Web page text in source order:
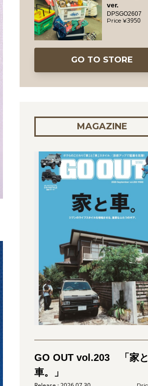
ver.
DPSGO2607
3950
GO TO STORE
MAGAZINE
GO OUT vol.203 「家と
車。」